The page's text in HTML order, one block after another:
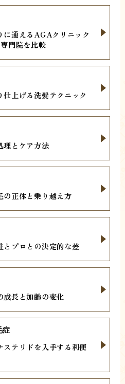
に通えるAGAクリニック
門院を比較
上げる洗髪テクニック
理とケア方法
の正体と乗り越え方
とプロとの決定的な差
成長と加齢の変化
ステリドを入手する利便
症